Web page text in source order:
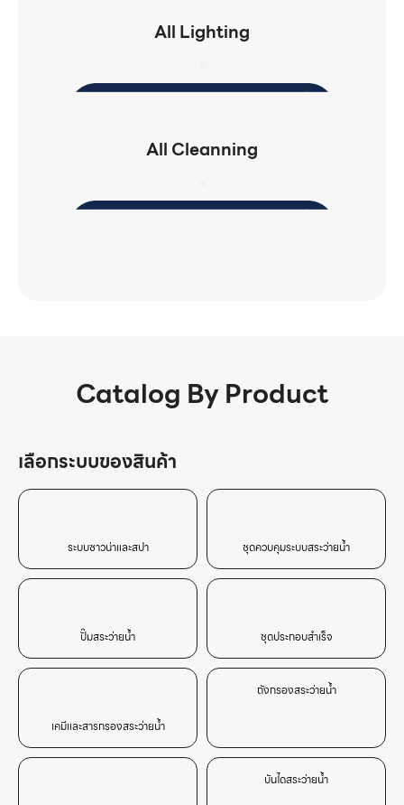
All Lighting
All Cleanning
Catalog By Product
เลือกระบบของสินค้า
ระบบซาวน่าและสปา ชุดควบคุมระบบสระว่ายน้ำ
ปั๊มสระว่ายน้ำ ชุดประกอบสำเร็จ
เคมีและสารกรองสระว่ายน้ำ
ถังกรองสระว่ายน้ำ
บันไดสระว่ายน้ำ